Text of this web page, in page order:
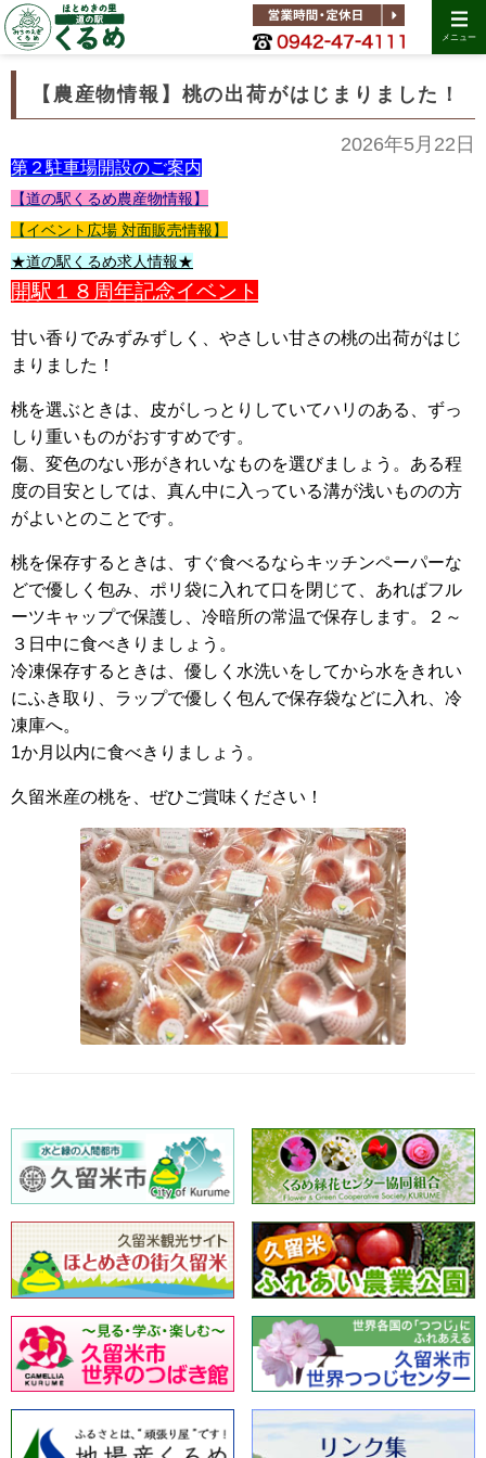
メニュー
【農産物情報】桃の出荷がはじまりました！
2026年5月22日
第２駐車場開設のご案内
【道の駅くるめ農産物情報】
【イベント広場 対面販売情報】
★道の駅くるめ求人情報★
開駅１８周年記念イベント
甘い香りでみずみずしく、やさしい甘さの桃の出荷がはじ
まりました！
桃を選ぶときは、皮がしっとりしていてハリのある、ずっ
しり重いものがおすすめです。
傷、変色のない形がきれいなものを選びましょう。ある程
度の目安としては、真ん中に入っている溝が浅いものの方
がよいとのことです。
桃を保存するときは、すぐ食べるならキッチンペーパーな
どで優しく包み、ポリ袋に入れて口を閉じて、あればフル
ーツキャップで保護し、冷暗所の常温で保存します。２～
３日中に食べきりましょう。
冷凍保存するときは、優しく水洗いをしてから水をきれい
にふき取り、ラップで優しく包んで保存袋などに入れ、冷
凍庫へ。
1か月以内に食べきりましょう。
久留米産の桃を、ぜひご賞味ください！